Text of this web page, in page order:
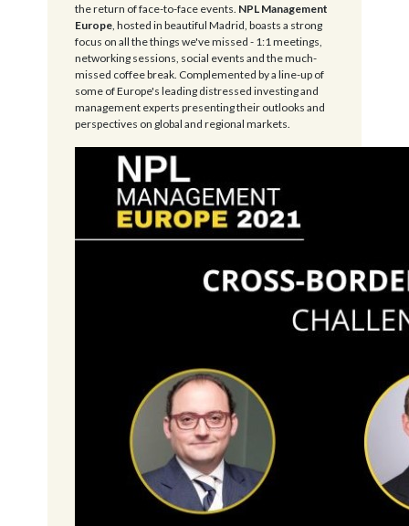
the return of face-to-face events. NPL Management
Europe, hosted in beautiful Madrid, boasts a strong
focus on all the things we've missed - 1:1 meetings,
networking sessions, social events and the much-
missed coffee break. Complemented by a line-up of
some of Europe's leading distressed investing and
management experts presenting their outlooks and
perspectives on global and regional markets.